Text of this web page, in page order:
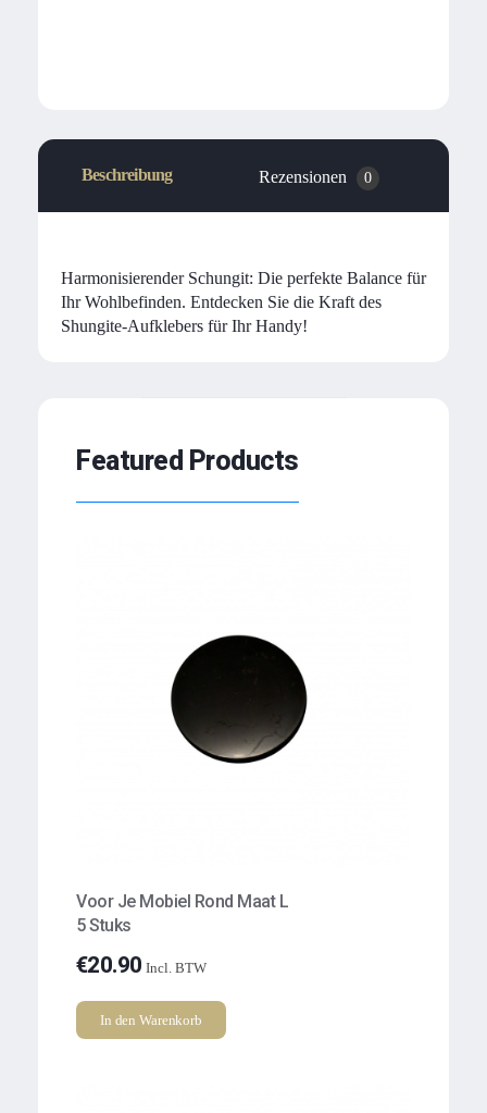
Beschreibung Rezensionen 0
Harmonisierender Schungit: Die perfekte Balance für
Ihr Wohlbefinden. Entdecken Sie die Kraft des
Shungite-Aufklebers für Ihr Handy!
Featured Products
Voor Je Mobiel Rond Maat L
5 Stuks
€20.90 Incl. BTW
In den Warenkorb